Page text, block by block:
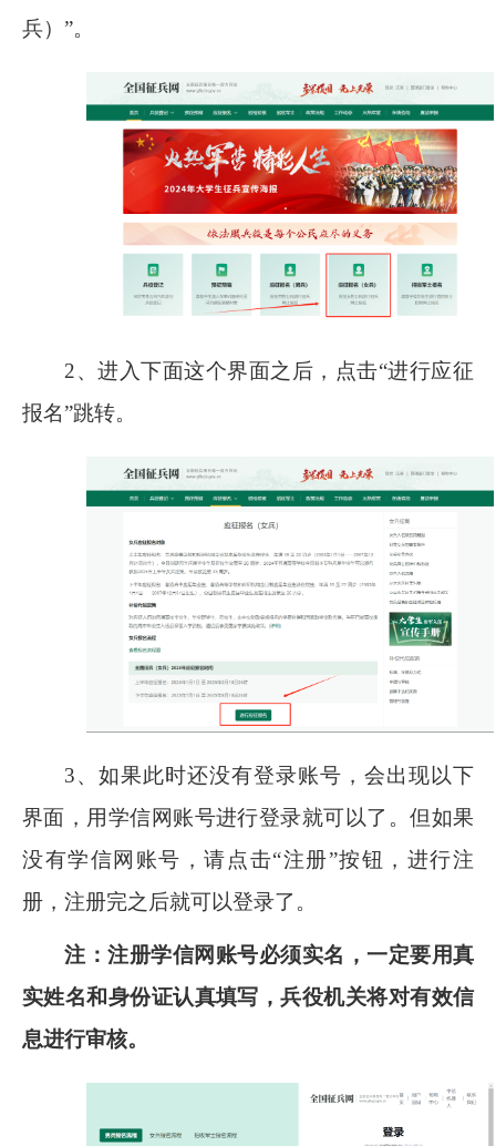
兵）”。
2、进入下面这个界面之后，点击“进行应征
报名”跳转。
3、如果此时还没有登录账号，会出现以下
界面，用学信网账号进行登录就可以了。但如果
没有学信网账号，请点击“注册”按钮，进行注
册，注册完之后就可以登录了。
注：注册学信网账号必须实名，一定要用真
实姓名和身份证认真填写，兵役机关将对有效信
息进行审核。